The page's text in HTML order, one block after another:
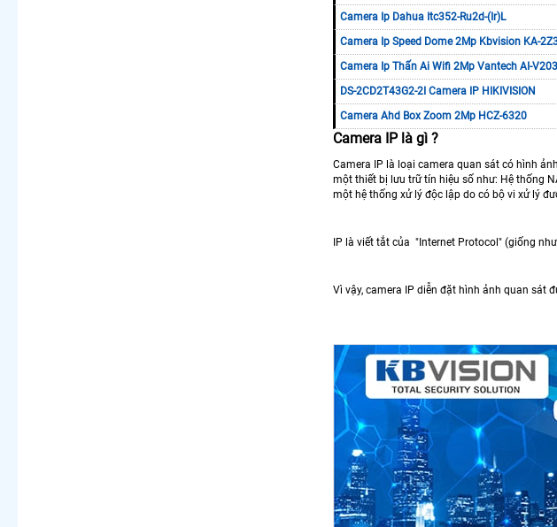
Camera Ip Dahua Itc352-Ru2d-(Ir)L
Camera Ip Speed Dome 2Mp Kbvision KA-
Camera Ip Thấn Ai Wifi 2Mp Vantech AI-
DS-2CD2T43G2-2I Camera IP HIKIVISION
Camera Ahd Box Zoom 2Mp HCZ-6320
Camera IP là gì ?
Camera IP là loại camera quan sát có hình
một thiết bị lưu trữ tín hiệu số như: Hệ thống
một hệ thống xử lý độc lập do có bộ vi xử lý
IP là viết tắt của "Internet Protocol" (giống
Vì vậy, camera IP diễn đặt hình ảnh quan sát